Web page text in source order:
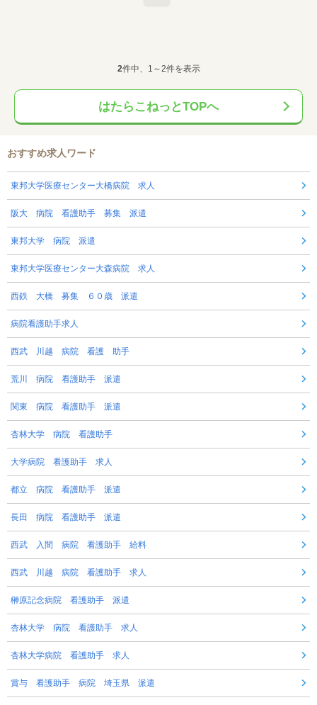
2件中、1～2件を表示
はたらこねっとTOPへ
おすすめ求人ワード
東邦大学医療センター大橋病院 求人
阪大 病院 看護助手 募集 派遣
東邦大学 病院 派遣
東邦大学医療センター大森病院 求人
西鉄 大橋 募集 ６０歳 派遣
病院看護助手求人
西武 川越 病院 看護 助手
荒川 病院 看護助手 派遣
関東 病院 看護助手 派遣
杏林大学 病院 看護助手
大学病院 看護助手 求人
都立 病院 看護助手 派遣
長田 病院 看護助手 派遣
西武 入間 病院 看護助手 給料
西武 川越 病院 看護助手 求人
榊原記念病院 看護助手 派遣
杏林大学 病院 看護助手 求人
杏林大学病院 看護助手 求人
賞与 看護助手 病院 埼玉県 派遣